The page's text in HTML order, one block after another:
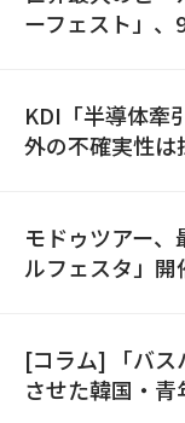
ーフェスト」、
KDI「半導体牽
外の不確実性は
モドゥツアー
ルフェスタ」
[コラム] 「バス
させた韓国・